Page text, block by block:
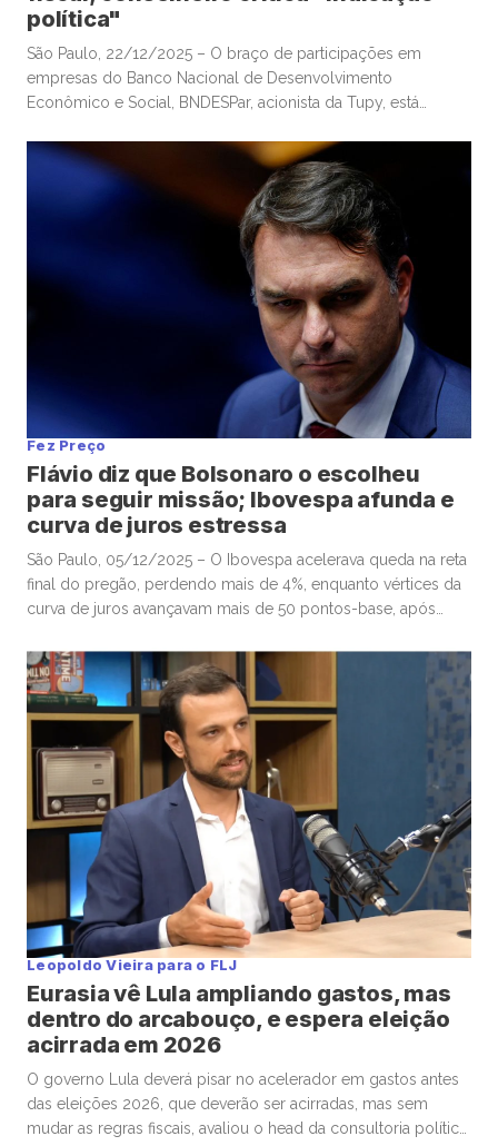
política"
São Paulo, 22/12/2025 – O braço de participações em
empresas do Banco Nacional de Desenvolvimento
Econômico e Social, BNDESPar, acionista da Tupy, está
de Contas da União, José Mucio Monteiro Filho, para cargo
no conselho da companhia metalúrgica, após a renúncia de
um indicado anterior do […]
Fez Preço
Flávio diz que Bolsonaro o escolheu
para seguir missão; Ibovespa afunda e
curva de juros estressa
São Paulo, 05/12/2025 – O Ibovespa acelerava queda na reta
final do pregão, perdendo mais de 4%, enquanto vértices da
curva de juros avançavam mais de 50 pontos-base, após
Jair Bolsonaro o escolheu para seguir missão. Por volta das
16h, o Ibovespa recuava 4,01%, aos 157.604 pontos, […]
Leopoldo Vieira para o FLJ
Eurasia vê Lula ampliando gastos, mas
dentro do arcabouço, e espera eleição
acirrada em 2026
O governo Lula deverá pisar no acelerador em gastos antes
das eleições 2026, que deverão ser acirradas, mas sem
mudar as regras fiscais, avaliou o head da consultoria política